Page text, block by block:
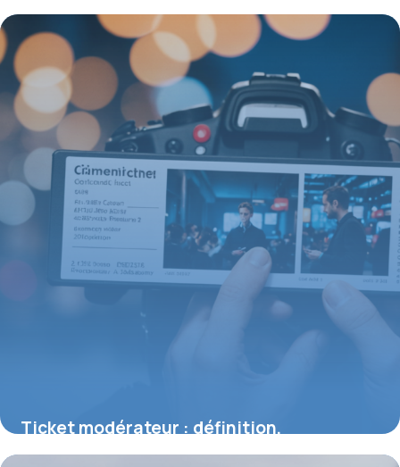
2026 et impacts pour les assurés
3 août 2026
Ticket modérateur : définition,
fonctionnement et impact sur votre